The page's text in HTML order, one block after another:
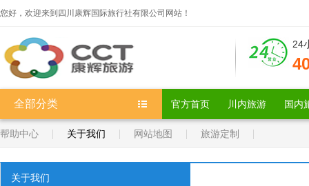
您好，欢迎来到四川康辉国际旅行社有限公司网站！
24
全部分类 官方首页 川内旅游 国内
帮助中心 关于我们 网站地图 旅游定制
关于我们